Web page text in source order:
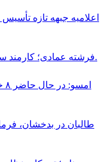
اعلاميه جبهه تازه
فرشته عمادى؛ كارمند سازمان ملل متحد در كابل كشته شد.
طالبان در بدخشان،